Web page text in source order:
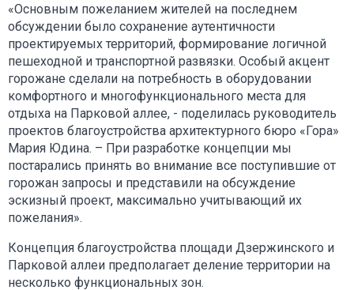
«Основным пожеланием жителей на последнем
обсуждении было сохранение аутентичности
проектируемых территорий, формирование логичной
пешеходной и транспортной развязки. Особый акцент
горожане сделали на потребность в оборудовании
комфортного и многофункционального места для
отдыха на Парковой аллее, - поделилась руководитель
проектов благоустройства архитектурного бюро «Гора»
Мария Юдина. – При разработке концепции мы
постарались принять во внимание все поступившие от
горожан запросы и представили на обсуждение
эскизный проект, максимально учитывающий их
пожелания».
Концепция благоустройства площади Дзержинского и
Парковой аллеи предполагает деление территории на
несколько функциональных зон.